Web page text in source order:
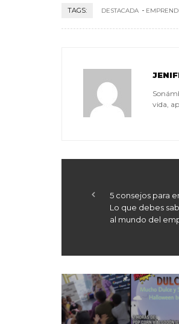
TAGS: DESTACADA
vida,
5 consejos para
Lo que debes
al mundo del